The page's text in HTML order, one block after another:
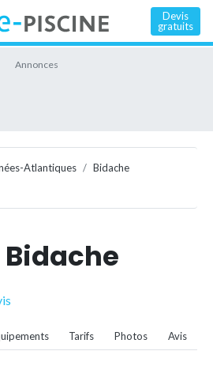
Devis
gratuits
Atlantiques
Bidache
Tarifs Photos Avis